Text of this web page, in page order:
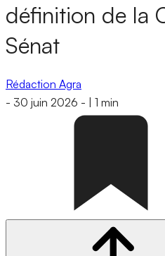
définition de la
Sénat
Rédaction Agra
- 30 juin 2026 - 1 min